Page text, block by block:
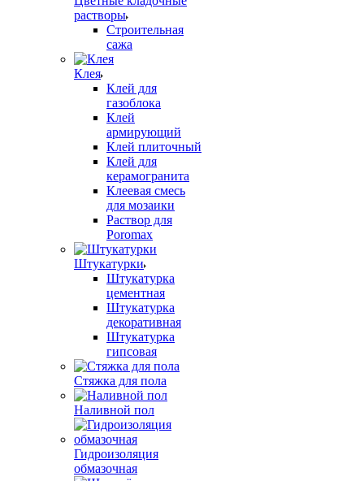
растворы
Строительная
сажа
Клея
Клей для
газоблока
Клей
армирующий
Клей плиточный
Клей для
керамогранита
Клеевая смесь
для мозаики
Раствор для
Poromax
Штукатурки
Штукатурка
цементная
Штукатурка
декоративная
Штукатурка
гипсовая
Стяжка для пола
Наливной пол
Гидроизоляция
обмазочная